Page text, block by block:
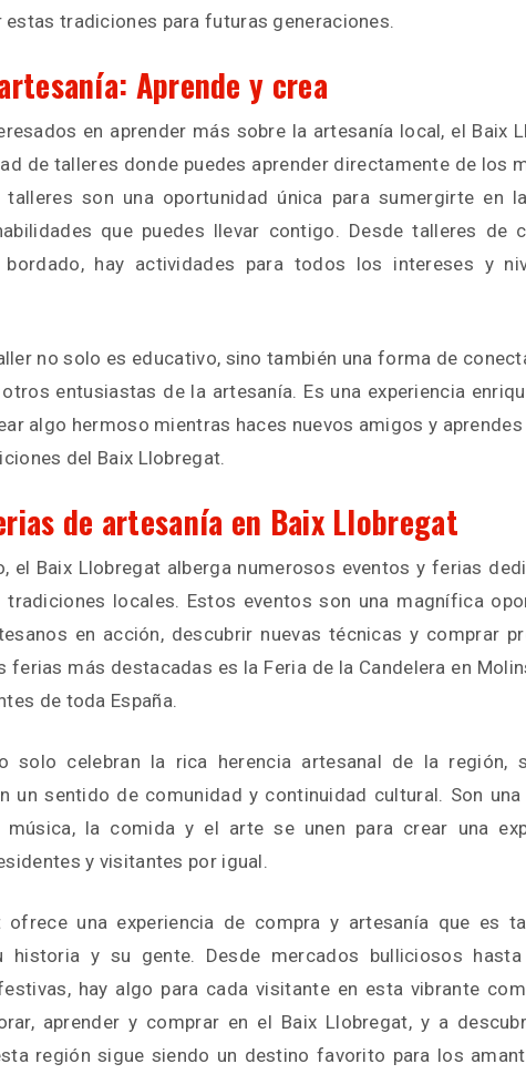
estas tradiciones para futuras generaciones.
Aprende y crea
en aprender más sobre la artesanía local, el Baix
de talleres donde puedes aprender directamente de los
talleres son una oportunidad única para sumergirte en
que puedes llevar contigo. Desde talleres de
hay actividades para todos los intereses y
no solo es educativo, sino también una forma de
entusiastas de la artesanía. Es una experiencia
algo hermoso mientras haces nuevos amigos y
del Baix Llobregat.
de artesanía en Baix Llobregat
el Baix Llobregat alberga numerosos eventos y ferias
tradiciones locales. Estos eventos son una magnífica
en acción, descubrir nuevas técnicas y comprar
ferias más destacadas es la Feria de la Candelera en
de toda España.
solo celebran la rica herencia artesanal de la región,
un sentido de comunidad y continuidad cultural. Son una
la comida y el arte se unen para crear una
y visitantes por igual.
ofrece una experiencia de compra y artesanía que es
historia y su gente. Desde mercados bulliciosos hasta
hay algo para cada visitante en esta vibrante
aprender y comprar en el Baix Llobregat, y a
región sigue siendo un destino favorito para los